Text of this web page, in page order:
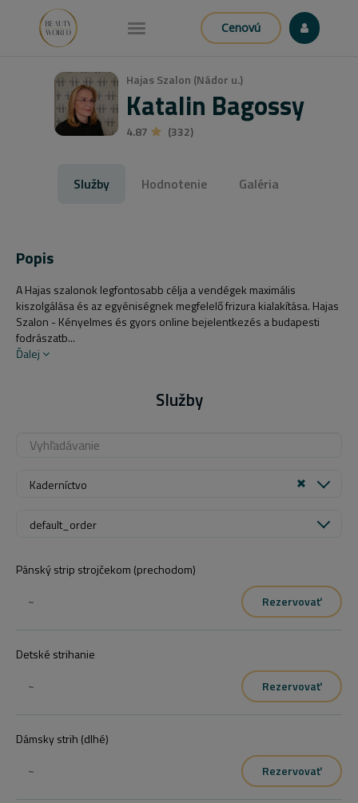
Cenovú
Hajas Szalon (Nádor u.)
Katalin Bagossy
4.87 (332)
Služby Hodnotenie Galéria
Popis
A Hajas szalonok legfontosabb célja a vendégek maximális
kiszolgálása és az egyéniségnek megfelelő frizura kialakítása. Hajas
Szalon - Kényelmes és gyors online bejelentkezés a budapesti
fodrászatb...
Ďalej
Služby
Kaderníctvo
default_order
Pánský strip strojčekom (prechodom)
~
Rezervovať
Detské strihanie
~
Rezervovať
Dámsky strih (dlhé)
~
Rezervovať